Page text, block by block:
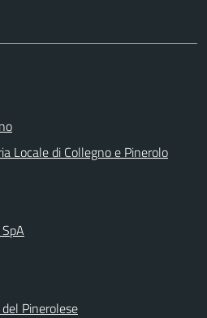
Locale di Collegno e Pinerolo
Pinerolese